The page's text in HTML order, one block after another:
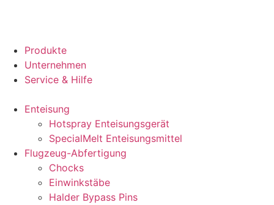
Produkte
Unternehmen
Service & Hilfe
Enteisung
Hotspray Enteisungsgerät
SpecialMelt Enteisungsmittel
Flugzeug-Abfertigung
Chocks
Einwinkstäbe
Halder Bypass Pins